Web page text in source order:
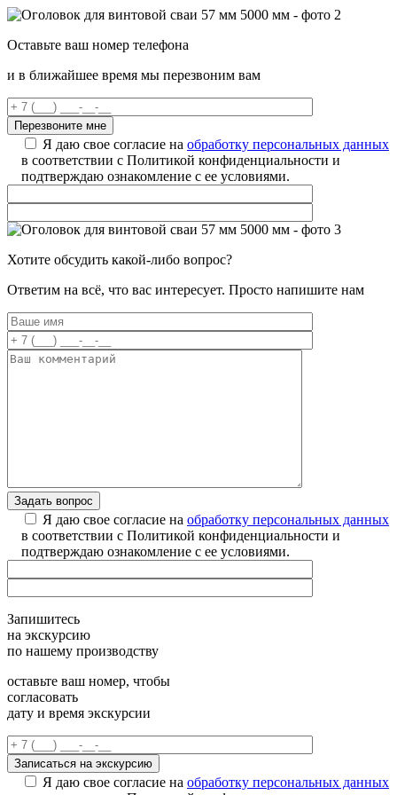
Оставьте ваш номер телефона
и в ближайшее время мы перезвоним вам
Я даю свое согласие на обработку персональных данных
в соответствии с Политикой конфиденциальности и
подтверждаю ознакомление с ее условиями.
Хотите обсудить какой-либо вопрос?
Ответим на всё, что вас интересует. Просто напишите нам
Я даю свое согласие на обработку персональных данных
в соответствии с Политикой конфиденциальности и
подтверждаю ознакомление с ее условиями.
Запишитесь
на экскурсию
по нашему производству
оставьте ваш номер, чтобы
согласовать
дату и время экскурсии
Я даю свое согласие на обработку персональных данных